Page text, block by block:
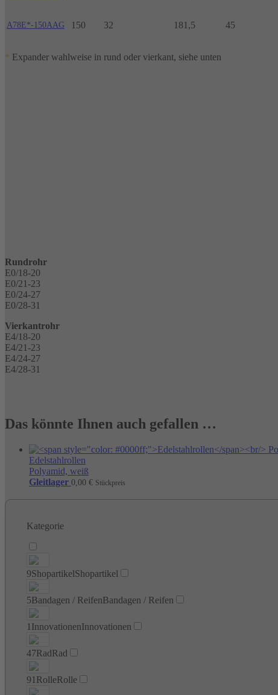
A78E*-150AAG 150 32 181,5 45
* Expander wahlweise in rund oder vierkant, siehe unten
Rundrohr
E0/18-20
E0/21-23
E0/24-27
E0/28-31
Vierkantrohr
E4/18-20
E4/21-23
E4/24-27
E4/28-31
Das könnte Ihnen auch gefallen …
Edelstahlrollen
Polyamid, weiß
Gleitlager 0,00 € Stückpreis
Kategorie
9ShopartikelShopartikel
5Bandagen / ReifenBandagen / Reifen
1 InnovationenInnovationen
47RadRad
91 RolleRolle